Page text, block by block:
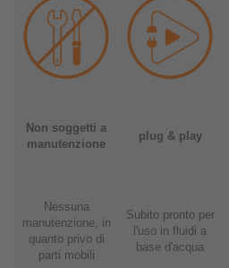
Non soggetti a
manutenzione
plug & play
Nessuna
manutenzione, in
quanto privo di
parti mobili
Subito pronto per
l'uso in fluidi a
base d'acqua